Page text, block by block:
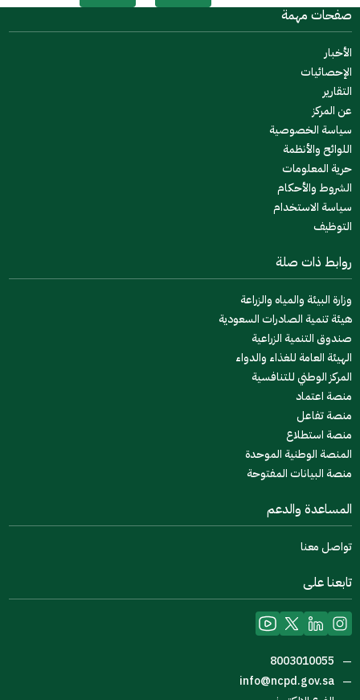
صفحات مهمة
الأخبار
الإحصائيات
التقارير
عن المركز
سياسة الخصوصية
اللوائح والأنظمة
حرية المعلومات
الشروط والأحكام
سياسة الاستخدام
التوظيف
روابط ذات صلة
وزارة البيئة والمياه والزراعة
هيئة تنمية الصادرات السعودية
صندوق التنمية الزراعية
الهيئة العامة للغذاء والدواء
المركز الوطني للتنافسية
منصة اعتماد
منصة تفاعل
منصة استطلاع
المنصة الوطنية الموحدة
منصة البيانات المفتوحة
المساعدة والدعم
تواصل معنا
تابعنا على
—
—
info@ncpd.gov.sa